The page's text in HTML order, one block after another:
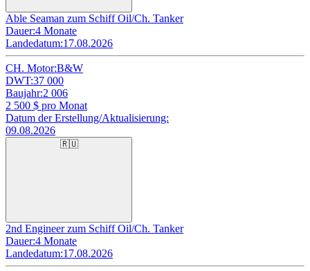
Able Seaman zum Schiff Oil/Ch. Tanker
Dauer:4 Monate
Landedatum:17.08.2026
CH. Motor:B&W
DWT:37 000
Baujahr:2 006
2 500 $ pro Monat
Datum der Erstellung/Aktualisierung:
09.08.2026
🇷🇺
2nd Engineer zum Schiff Oil/Ch. Tanker
Dauer:4 Monate
Landedatum:17.08.2026